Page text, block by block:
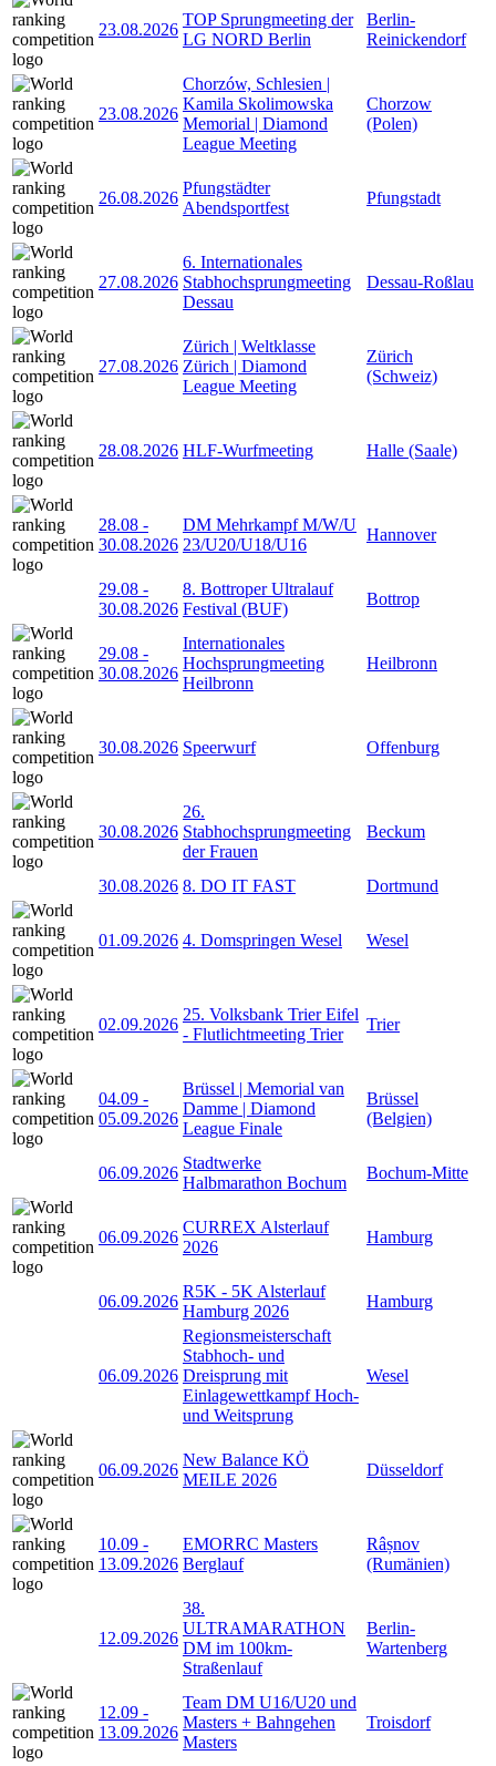
23.08.2026
TOP Sprungmeeting der
LG NORD Berlin
Berlin-
Reinickendorf
23.08.2026
Chorzów, Schlesien |
Kamila Skolimowska
Memorial | Diamond
League Meeting
Chorzow
(Polen)
26.08.2026
Pfungstädter
Abendsportfest
Pfungstadt
27.08.2026
6. Internationales
Stabhochsprungmeeting
Dessau
Dessau-Roßlau
27.08.2026
Zürich | Weltklasse
Zürich | Diamond
League Meeting
Zürich
(Schweiz)
28.08.2026 HLF-Wurfmeeting Halle (Saale)
28.08 -
30.08.2026
DM Mehrkampf M/W/U
23/U20/U18/U16
Hannover
29.08 -
30.08.2026
8. Bottroper Ultralauf
Festival (BUF)
Bottrop
29.08 -
30.08.2026
Internationales
Hochsprungmeeting
Heilbronn
Heilbronn
30.08.2026 Speerwurf Offenburg
30.08.2026
26.
Stabhochsprungmeeting
der Frauen
Beckum
30.08.2026 8. DO IT FAST Dortmund
01.09.2026 4. Domspringen Wesel Wesel
02.09.2026
25. Volksbank Trier Eifel
- Flutlichtmeeting Trier
Trier
04.09 -
05.09.2026
Brüssel | Memorial van
Damme | Diamond
League Finale
Brüssel
(Belgien)
06.09.2026
Stadtwerke
Halbmarathon Bochum
Bochum-Mitte
06.09.2026
CURREX Alsterlauf
2026
Hamburg
06.09.2026
R5K - 5K Alsterlauf
Hamburg 2026
Hamburg
06.09.2026
Regionsmeisterschaft
Stabhoch- und
Dreisprung mit
Einlagewettkampf Hoch-
und Weitsprung
Wesel
06.09.2026
New Balance KÖ
MEILE 2026
Düsseldorf
10.09 -
13.09.2026
EMORRC Masters
Berglauf
Râșnov
(Rumänien)
12.09.2026
38.
ULTRAMARATHON
DM im 100km-
Straßenlauf
Berlin-
Wartenberg
12.09 -
13.09.2026
Team DM U16/U20 und
Masters + Bahngehen
Masters
Troisdorf